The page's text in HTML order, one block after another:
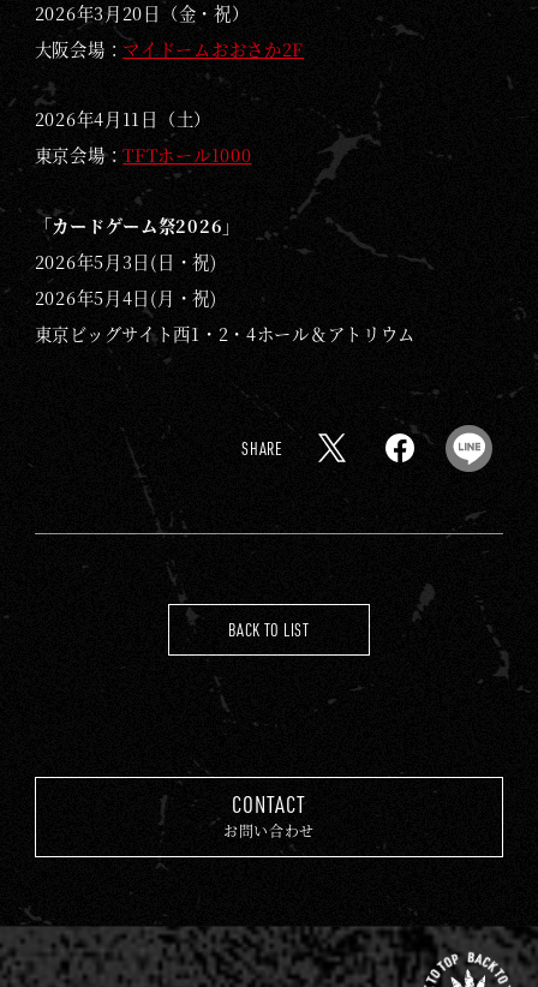
2026年3月20日（金・祝）
大阪会場： マイドームおおさか2F
2026年4月11日（土）
東京会場：TFTホール1000
「カードゲーム祭2026」
2026年5月3日(日・祝)
2026年5月4日(月・祝)
東京ビッグサイト西1・2・4ホール＆アトリウム
SHARE
X
c
b
N
BACK TO LIST
CONTACT
お問い合わせ
先